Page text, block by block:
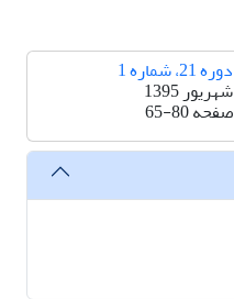
دوره 21، شماره 1
شهریور 1395
صفحه65-80